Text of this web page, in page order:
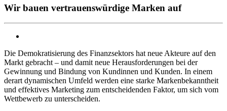
Wir bauen vertrauenswürdige Marken auf
Die Demokratisierung des Finanzsektors hat neue Akteure auf den
Markt gebracht – und damit neue Herausforderungen bei der
Gewinnung und Bindung von Kundinnen und Kunden. In einem
derart dynamischen Umfeld werden eine starke Markenbekanntheit
und effektives Marketing zum entscheidenden Faktor, um sich vom
Wettbewerb zu unterscheiden.